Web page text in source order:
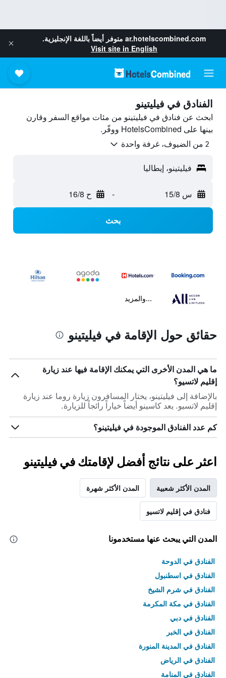
ar.hotelscombined.com متوفر أيضاً باللغة الإنجليزية.
Visit site in English
الفنادق في فيليتينو
ابحث عن فنادق في فيليتينو من مئات مواقع السفر وقارن
بينها على HotelsCombined ووفّر.
2 من الضيوف، غرفة واحدة
فيليتينو، إيطاليا
س 15/8 - ح 16/8
بحث
...والمزيد
حقائق حول الإقامة في فيليتينو
ما هي المدن الأخرى التي يمكنك الإقامة فيها عند زيارة
إقليم لاتسيو؟
بالإضافة إلى فيليتينو، يختار المسافرون زيارة روما عند زيارة
إقليم لاتسيو. يعد كاسينو أيضاً خياراً رائجاً للزيارة.
كم عدد الفنادق الموجودة في فيليتينو؟
اعثر على نتائج أفضل لإقامتك في فيليتينو
المدن الأكثر شعبية المدن الأكثر شهرة
فنادق في إقليم لاتسيو
المدن التي يبحث عنها مستخدمونا
الفنادق في الدوحة
الفنادق في اسطنبول
الفنادق في شرم الشيخ
الفنادق في مكة المكرمة
الفنادق في دبي
الفنادق في الخبر
الفنادق في المدينة المنورة
الفنادق في الرياض
الفنادق في المنامة